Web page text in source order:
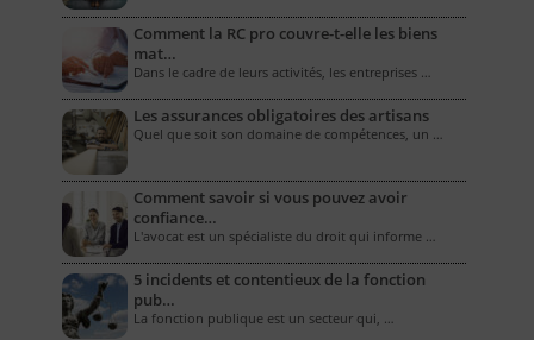
Comment la RC pro couvre-t-elle les biens
mat…
Dans le cadre de leurs activités, les entreprises …
Les assurances obligatoires des artisans
Quel que soit son domaine de compétences, un …
Comment savoir si vous pouvez avoir
confiance…
L'avocat est un spécialiste du droit qui informe …
5 incidents et contentieux de la fonction
pub…
La fonction publique est un secteur qui, …